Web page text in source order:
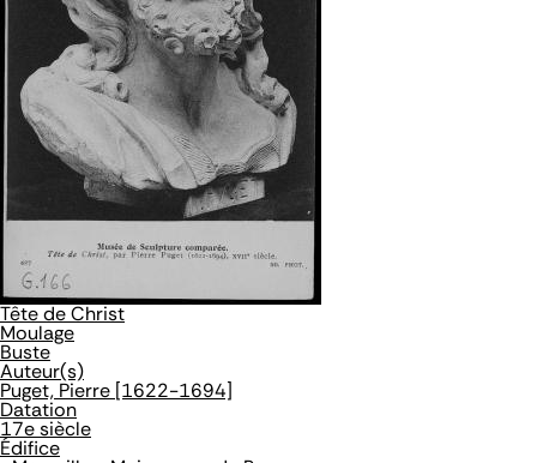
Tête de Christ
Moulage
Buste
Auteur(s)
Puget, Pierre [1622-1694]
Datation
17e siècle
Édifice